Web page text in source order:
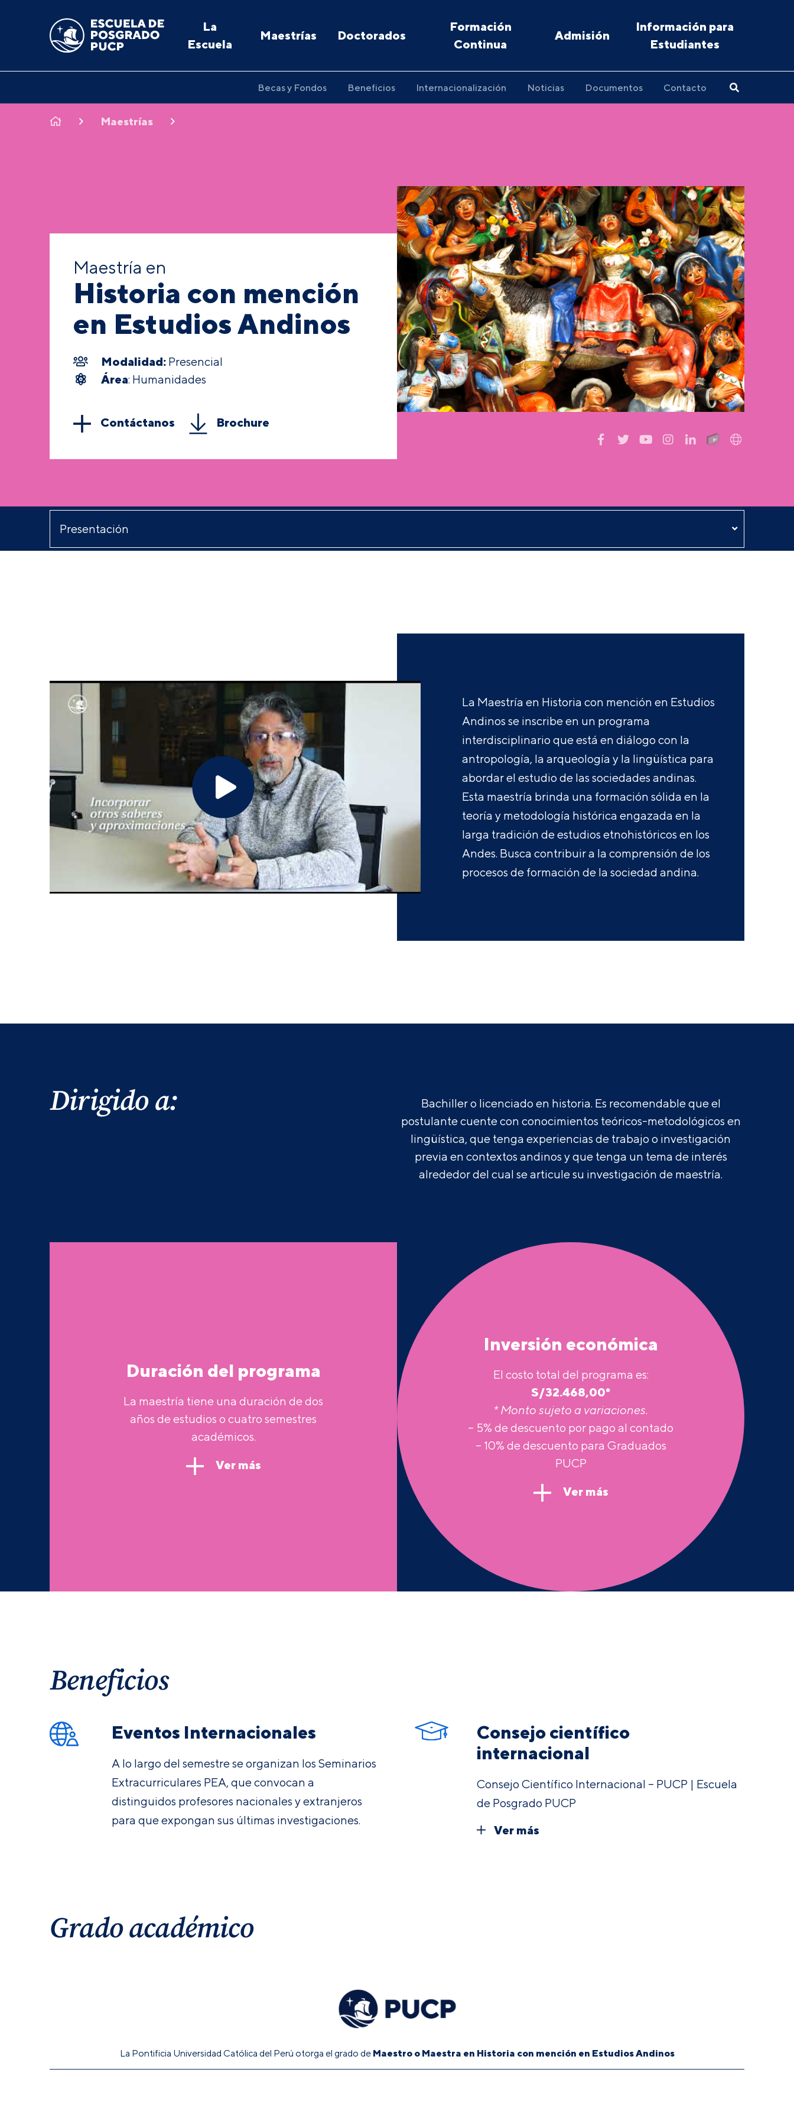
La
Escuela
Maestrías Doctorados
Formación
Continua
Admisión
Información para
Estudiantes
Becas y Fondos Beneficios Internacionalización Noticias Documentos Contacto
Maestrías
Maestría en
Historia con mención
en Estudios Andinos
Modalidad: Presencial
Área: Humanidades
Contáctanos Brochure
La Maestría en Historia con mención en Estudios
Andinos se inscribe en un programa
interdisciplinario que está en diálogo con la
antropología, la arqueología y la lingüística para
abordar el estudio de las sociedades andinas.
Esta maestría brinda una formación sólida en la
teoría y metodología histórica engazada en la
larga tradición de estudios etnohistóricos en los
Andes. Busca contribuir a la comprensión de los
procesos de formación de la sociedad andina.
Dirigido a:
Bachiller o licenciado en historia. Es recomendable que el
postulante cuente con conocimientos teóricos-metodológicos en
lingüística, que tenga experiencias de trabajo o investigación
previa en contextos andinos y que tenga un tema de interés
alrededor del cual se articule su investigación de maestría.
Duración del programa
La maestría tiene una duración de dos
años de estudios o cuatro semestres
académicos.
Ver más
Inversión económica
El costo total del programa es:
S/32.468,00*
* Monto sujeto a variaciones.
– 5% de descuento por pago al contado
– 10% de descuento para Graduados
PUCP
Ver más
Beneficios
Eventos Internacionales
A lo largo del semestre se organizan los Seminarios
Extracurriculares PEA, que convocan a
distinguidos profesores nacionales y extranjeros
para que expongan sus últimas investigaciones.
Consejo científico
internacional
Consejo Científico Internacional – PUCP | Escuela
de Posgrado PUCP
Ver más
Grado académico
La Pontificia Universidad Católica del Perú otorga el grado de Maestro o Maestra en Historia con mención en Estudios Andinos